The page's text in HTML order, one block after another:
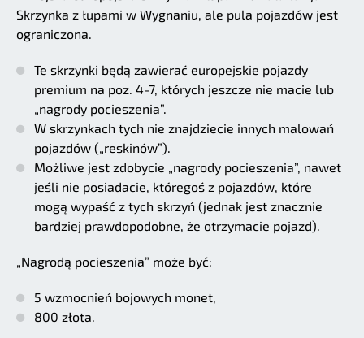
Skrzynka z łupami w Wygnaniu, ale pula pojazdów jest
ograniczona.
Te skrzynki będą zawierać europejskie pojazdy
premium na poz. 4-7, których jeszcze nie macie lub
„nagrody pocieszenia”.
W skrzynkach tych nie znajdziecie innych malowań
pojazdów („reskinów”).
Możliwe jest zdobycie „nagrody pocieszenia”, nawet
jeśli nie posiadacie, któregoś z pojazdów, które
mogą wypaść z tych skrzyń (jednak jest znacznie
bardziej prawdopodobne, że otrzymacie pojazd).
„Nagrodą pocieszenia” może być:
5 wzmocnień bojowych monet,
800 złota.